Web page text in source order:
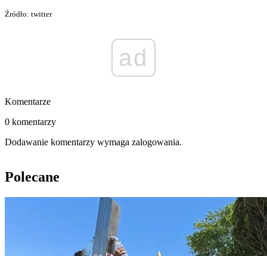
Źródło: twitter
ad
Komentarze
0 komentarzy
Dodawanie komentarzy wymaga zalogowania.
Polecane